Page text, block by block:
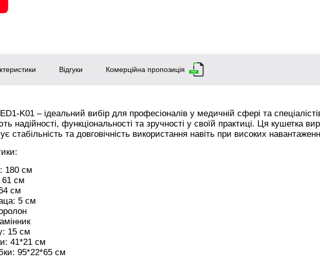
Відгуки Комерційна пропозиція
K01 – ідеальний вибір для професіоналів у медичній сфері та
надійності, функціональності та зручності у своїй практиці. Ця кушетка
стабільність та довговічність використання навіть при високих
180 см
см
см
5 см
15 см
41*21 см
95*22*65 см